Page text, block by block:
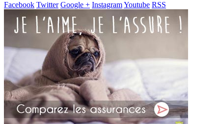
Facebook Twitter Google + InstagramYoutube RSS